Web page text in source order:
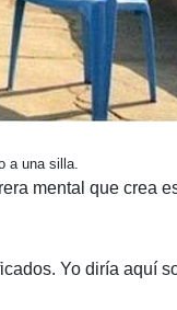
a una silla.
mental que crea
Yo diría aquí